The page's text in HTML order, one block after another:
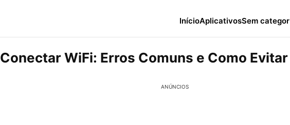
InícioAplicativosSem
Conectar WiFi: Erros Comuns e Como Evitar
ANÚNCIOS